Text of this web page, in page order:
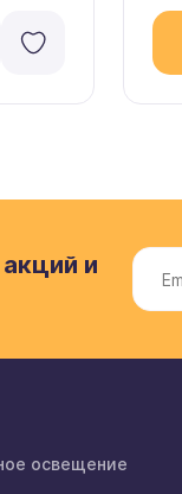
и
освещение